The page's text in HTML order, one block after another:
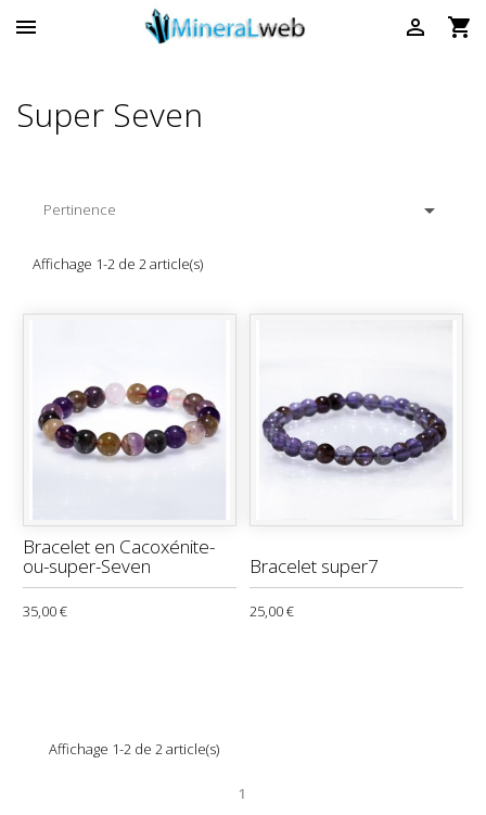
 

Super Seven
Pertinence 
Affichage 1-2 de 2 article(s)
Bracelet en Cacoxénite-
ou-super-Seven
35,00 €
Bracelet super7
25,00 €
Affichage 1-2 de 2 article(s)
1